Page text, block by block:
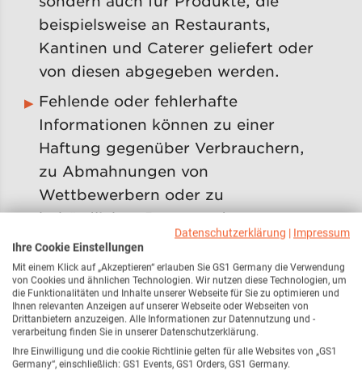
beispielsweise an Restaurants,
Kantinen und Caterer geliefert oder
von diesen abgegeben werden.
Fehlende oder fehlerhafte
Informationen können zu einer
Haftung gegenüber Verbrauchern,
zu Abmahnungen von
Wettbewerbern oder zu
behördlichen Beanstandungen
führen.
Pflichtinformationen müssen in der
leicht verständlichen Sprache des
Landes gemacht werden, in dem das
Lebensmittel vermarktet wird. In
Deutschland ist das Deutsch.
Datenschutzerklärung | Impressum
Ihre Cookie Einstellungen
Mit einem Klick auf „Akzeptieren“ erlauben Sie GS1 Germany die Verwendung
von Cookies und ähnlichen Technologien. Wir nutzen diese Technologien, um
die Funktionalitäten und Inhalte unserer Webseite für Sie zu optimieren und
Ihnen relevanten Anzeigen auf unserer Webseite oder Webseiten von
Drittanbietern anzuzeigen. Alle Informationen zur Datennutzung und -
verarbeitung finden Sie in unserer Datenschutzerklärung.
Ihre Einwilligung und die cookie Richtlinie gelten für alle Websites von „GS1
Germany“, einschließlich: GS1 Events, GS1 Orders, GS1 Germany.